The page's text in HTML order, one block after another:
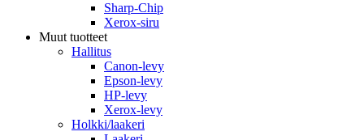
Sharp-Chip
Xerox-siru
Muut tuotteet
Hallitus
Canon-levy
Epson-levy
HP-levy
Xerox-levy
Holkki/laakeri